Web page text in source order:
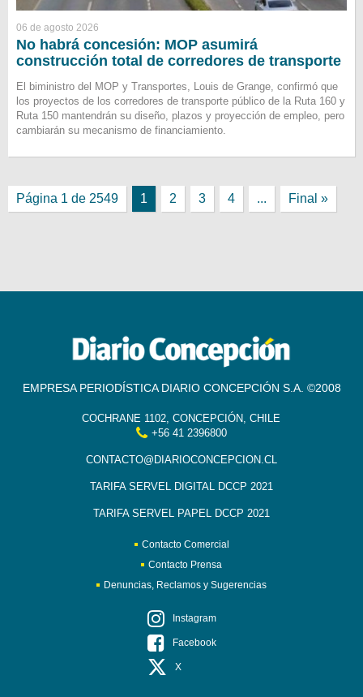
06 de agosto 2026
No habrá concesión: MOP asumirá
construcción total de corredores de transporte
El biministro del MOP y Transportes, Louis de Grange, confirmó que
los proyectos de los corredores de transporte público de la Ruta 160 y
Ruta 150 mantendrán su diseño, plazos y proyección de empleo, pero
cambiarán su mecanismo de financiamiento.
Página 1 de 2549 1 2 3 4 ... Final »
EMPRESA PERIODÍSTICA DIARIO CONCEPCIÓN S.A. ©2008
COCHRANE 1102, CONCEPCIÓN, CHILE
+56 41 2396800
CONTACTO@DIARIOCONCEPCION.CL
TARIFA SERVEL DIGITAL DCCP 2021
TARIFA SERVEL PAPEL DCCP 2021
Contacto Comercial
Contacto Prensa
Denuncias, Reclamos y Sugerencias
Instagram
Facebook
X